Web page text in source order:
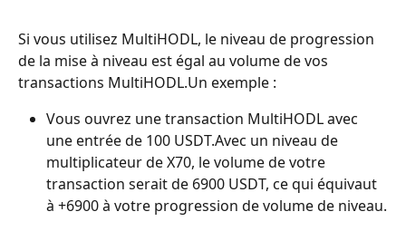
Si vous utilisez MultiHODL, le niveau de progression
de la mise à niveau est égal au volume de vos
transactions MultiHODL.Un exemple :
Vous ouvrez une transaction MultiHODL avec
une entrée de 100 USDT.Avec un niveau de
multiplicateur de X70, le volume de votre
transaction serait de 6900 USDT, ce qui équivaut
à +6900 à votre progression de volume de niveau.